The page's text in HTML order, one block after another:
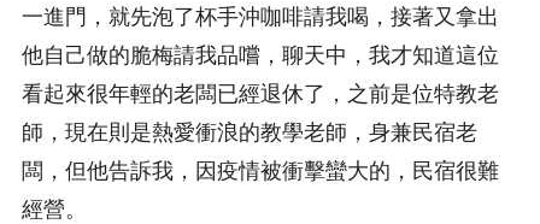
一進門，就先泡了杯手沖咖啡請我喝，接著又拿出
他自己做的脆梅請我品嚐，聊天中，我才知道這位
看起來很年輕的老闆已經退休了，之前是位特教老
師，現在則是熱愛衝浪的教學老師，身兼民宿老
闆，但他告訴我，因疫情被衝擊蠻大的，民宿很難
經營。